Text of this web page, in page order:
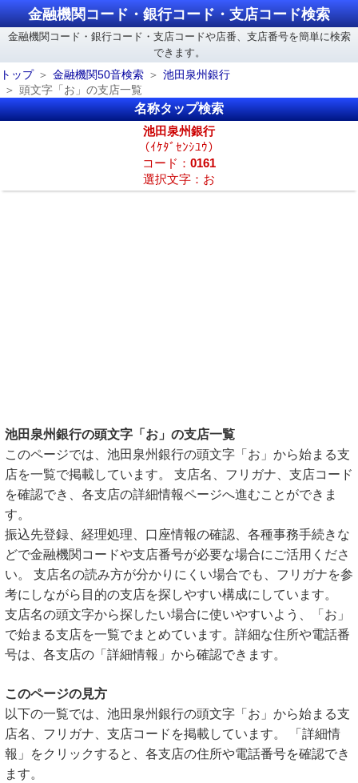
金融機関コード・銀行コード・支店コード検索
金融機関コード・銀行コード・支店コードや店番、支店番号を簡単に検索
できます。
トップ
金融機関50音検索
池田泉州銀行
頭文字「お」の支店一覧
名称タップ検索
池田泉州銀行
（ｲｹﾀﾞｾﾝｼﾕｳ）
コード： 0161
選択文字：お
池田泉州銀行の頭文字「お」の支店一覧
このページでは、池田泉州銀行の頭文字「お」から始まる支
店を一覧で掲載しています。 支店名、フリガナ、支店コード
を確認でき、各支店の詳細情報ページへ進むことができま
す。
振込先登録、経理処理、口座情報の確認、各種事務手続きな
どで金融機関コードや支店番号が必要な場合にご活用くださ
い。 支店名の読み方が分かりにくい場合でも、フリガナを参
考にしながら目的の支店を探しやすい構成にしています。
支店名の頭文字から探したい場合に使いやすいよう、「お」
で始まる支店を一覧でまとめています。詳細な住所や電話番
号は、各支店の「詳細情報」から確認できます。
このページの見方
以下の一覧では、池田泉州銀行の頭文字「お」から始まる支
店名、フリガナ、支店コードを掲載しています。 「詳細情
報」をクリックすると、各支店の住所や電話番号を確認でき
ます。